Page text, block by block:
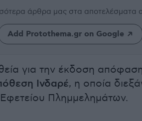
άρθρα μας στα αποτελέσματα
Add Protothema.gr on Google
για την έκδοση
Ινδαρέ, η οποία
Πλημμελημάτων.